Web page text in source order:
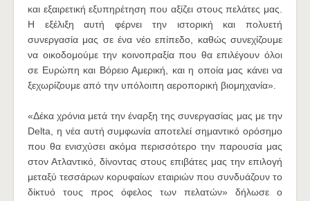
και εξαιρετική εξυπηρέτηση που αξίζει στους πελάτες μας.
Η εξέλιξη αυτή φέρνει την ιστορική και πολυετή
συνεργασία μας σε ένα νέο επίπεδο, καθώς συνεχίζουμε
να οικοδομούμε την κοινοπραξία που θα επιλέγουν όλοι
σε Ευρώπη και Βόρειο Αμερική, και η οποία μας κάνει να
ξεχωρίζουμε από την υπόλοιπη αεροπορική βιομηχανία».
«Δέκα χρόνια μετά την έναρξη της συνεργασίας μας με την
Delta, η νέα αυτή συμφωνία αποτελεί σημαντικό ορόσημο
που θα ενισχύσει ακόμα περισσότερο την παρουσία μας
στον Ατλαντικό, δίνοντας στους επιβάτες μας την επιλογή
μεταξύ τεσσάρων κορυφαίων εταιριών που συνδυάζουν το
δίκτυό τους προς όφελος των πελατών» δήλωσε ο